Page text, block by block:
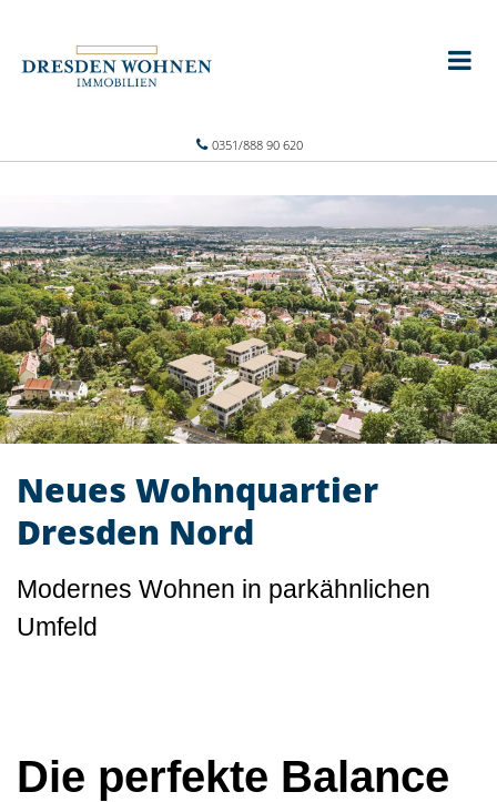
0351/888 90 620
Neues Wohnquartier
Dresden Nord
Modernes Wohnen in parkähnlichen
Umfeld
Die perfekte Balance